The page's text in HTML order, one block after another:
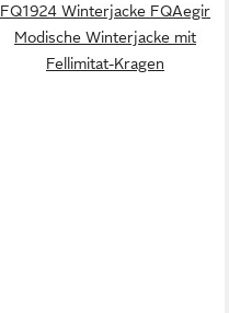
FQ1924 Winterjacke FQAegir
Modische Winterjacke mit
Fellimitat-Kragen